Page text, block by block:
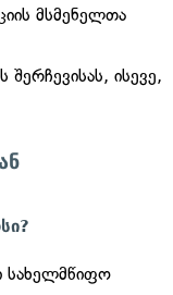
მსმენელთა
ისევე,
სახელმწიფო